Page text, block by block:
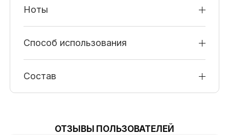
Ноты
Способ использования
Состав
ОТЗЫВЫ ПОЛЬЗОВАТЕЛЕЙ